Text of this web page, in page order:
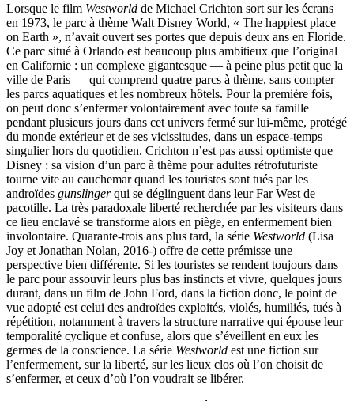
Lorsque le film Westworld de Michael Crichton sort sur les écrans
en 1973, le parc à thème Walt Disney World, « The happiest place
on Earth », n’avait ouvert ses portes que depuis deux ans en Floride.
Ce parc situé à Orlando est beaucoup plus ambitieux que l’original
en Californie : un complexe gigantesque — à peine plus petit que la
ville de Paris — qui comprend quatre parcs à thème, sans compter
les parcs aquatiques et les nombreux hôtels. Pour la première fois,
on peut donc s’enfermer volontairement avec toute sa famille
pendant plusieurs jours dans cet univers fermé sur lui-même, protégé
du monde extérieur et de ses vicissitudes, dans un espace-temps
singulier hors du quotidien. Crichton n’est pas aussi optimiste que
Disney : sa vision d’un parc à thème pour adultes rétrofuturiste
tourne vite au cauchemar quand les touristes sont tués par les
androïdes gunslingerqui se déglinguent dans leur Far West de
pacotille. La très paradoxale liberté recherchée par les visiteurs dans
ce lieu enclavé se transforme alors en piège, en enfermement bien
involontaire. Quarante-trois ans plus tard, la série Westworld (Lisa
Joy et Jonathan Nolan, 2016-) offre de cette prémisse une
perspective bien différente. Si les touristes se rendent toujours dans
le parc pour assouvir leurs plus bas instincts et vivre, quelques jours
durant, dans un film de John Ford, dans la fiction donc, le point de
vue adopté est celui des androïdes exploités, violés, humiliés, tués à
répétition, notamment à travers la structure narrative qui épouse leur
temporalité cyclique et confuse, alors que s’éveillent en eux les
germes de la conscience. La série Westworld est une fiction sur
l’enfermement, sur la liberté, sur les lieux clos où l’on choisit de
s’enfermer, et ceux d’où l’on voudrait se libérer.